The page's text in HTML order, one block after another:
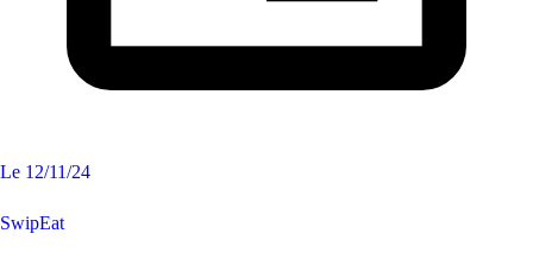
Le 12/11/24
SwipEat